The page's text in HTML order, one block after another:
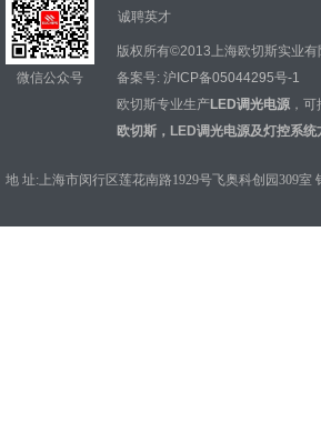
微信公众号
诚聘英才
版权所有©2013上海欧切斯实业有
备案号: 沪ICP备05044295号-1
欧切斯专业生产LED调光电源 ， 可
欧切斯，LED调光电源及灯控系统
地 址:上海市闵行区莲花南路1929号飞奥科创园309室